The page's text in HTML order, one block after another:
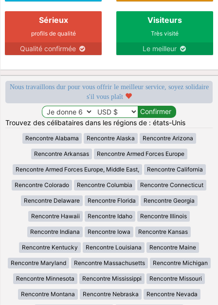
Sérieux
profils de qualité
Qualité confirmée
Visiteurs
Très visité
Le meilleur
Nous travaillons dur pour vous offrir le meilleur service, soyez solidaire
s'il vous plaît
Trouvez des célibataires dans les régions de : états-Unis
Rencontre Alabama Rencontre Alaska Rencontre Arizona
Rencontre Arkansas Rencontre Armed Forces Europe
Rencontre Armed Forces Europe, Middle East, Rencontre California
Rencontre Colorado Rencontre Columbia Rencontre Connecticut
Rencontre Delaware Rencontre Florida Rencontre Georgia
Rencontre Hawaii Rencontre Idaho Rencontre Illinois
Rencontre Indiana Rencontre Iowa Rencontre Kansas
Rencontre Kentucky Rencontre Louisiana Rencontre Maine
Rencontre Maryland Rencontre Massachusetts Rencontre Michigan
Rencontre Minnesota Rencontre Mississippi Rencontre Missouri
Rencontre Montana Rencontre Nebraska Rencontre Nevada